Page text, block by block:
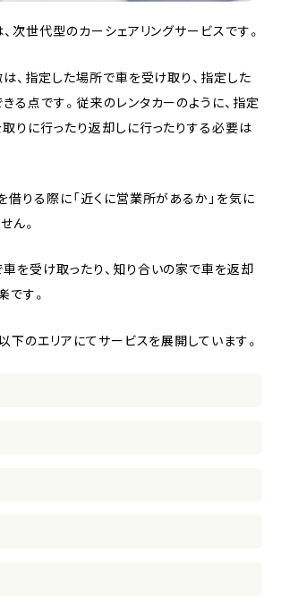
次世代型のカーシェアリングサービスです。
、指定した場所で車を受け取り、指定した
る点です。従来のレンタカーのように、指定
りに行ったり返却しに行ったりする必要は
借りる際に「近くに営業所があるか」を気に
ん。
を受け取ったり、知り合いの家で車を返却
です。
下のエリアにてサービスを展開しています。